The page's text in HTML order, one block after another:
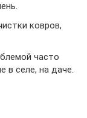
ковров,
часто
в селе, на даче.